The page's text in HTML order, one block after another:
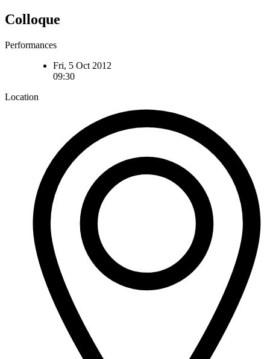
Colloque
Performances
Fri, 5 Oct 2012
09:30
Location